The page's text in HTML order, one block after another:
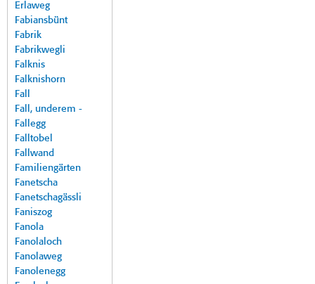
Erlaweg
Fabiansbünt
Fabrik
Fabrikwegli
Falknis
Falknishorn
Fall
Fall, underem -
Fallegg
Falltobel
Fallwand
Familiengärten
Fanetscha
Fanetschagässli
Faniszog
Fanola
Fanolaloch
Fanolaweg
Fanolenegg